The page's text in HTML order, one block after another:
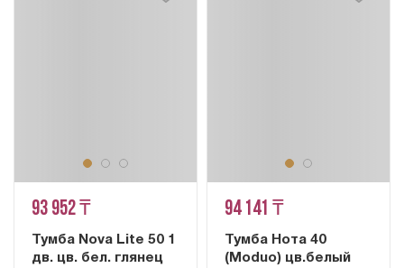
93 952 ₸
Тумба Nova Lite 50 1
дв. цв. бел. глянец
94 141 ₸
Тумба Нота 40
(Moduо) цв.белый